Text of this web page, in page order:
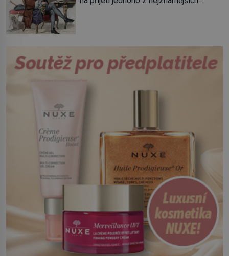
Giuseppe Garibaldi. Pro své
nemůže rozhodnout, co v životě vlastně
bude dělat. Převezme práci lesního